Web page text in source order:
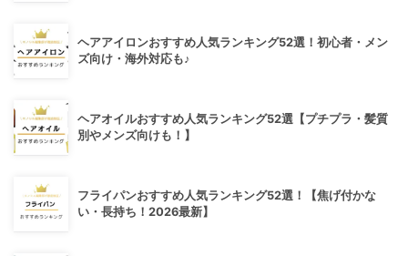
ヘアアイロンおすすめ人気ランキング52選！初心者・メン
ズ向け・海外対応も♪
ヘアオイルおすすめ人気ランキング52選【プチプラ・髪質
別やメンズ向けも！】
フライパンおすすめ人気ランキング52選！【焦げ付かな
い・長持ち！2026最新】